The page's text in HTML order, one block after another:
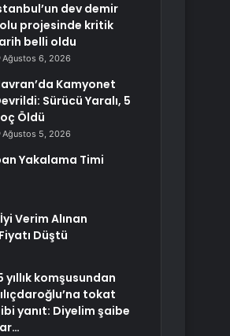
dev demir
projesinde kritik
belli oldu
Ağustos 6, 2026
Kamyonet
Sürücü Yaralı, 5
Öldü
Ağustos 5, 2026
Yakalama Timi
Verim Alınan
Düştü
yıllık komşusundan
tokat
yanıt: Diyelim şaibe